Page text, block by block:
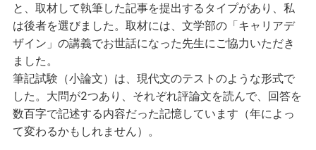
と、取材して執筆した記事を提出するタイプがあり、私
は後者を選びました。取材には、文学部の「キャリアデ
ザイン」の講義でお世話になった先生にご協力いただき
ました。
筆記試験（小論文）は、現代文のテストのような形式で
した。大問が2つあり、それぞれ評論文を読んで、回答を
数百字で記述する内容だった記憶しています（年によっ
て変わるかもしれません）。